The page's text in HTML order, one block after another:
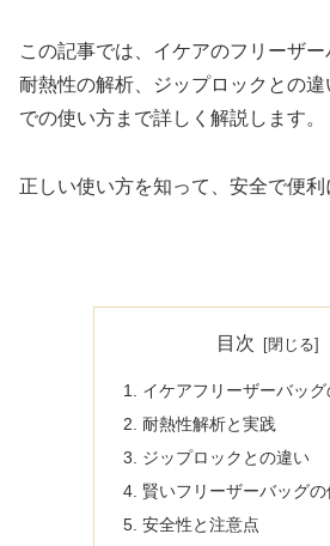
この記事では、イケアのフリーザ
耐熱性の解析、ジップロックとの
での使い方まで詳しく解説します。
正しい使い方を知って、安全で便利
目次
イケアフリーザーバッ
耐熱性解析と実践
ジップロックとの違い
賢いフリーザーバッグ
安全性と注意点